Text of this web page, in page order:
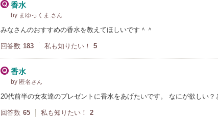
香水
by まゆっくま.さん
みなさんのおすすめの香水を教えてほしいです＾＾
回答数 183 私も知りたい！ 5
香水
by 匿名 さん
20代前半の女友達のプレゼントに香水をあげたいです。 なにが欲しい
回答数 65 私も知りたい！ 2